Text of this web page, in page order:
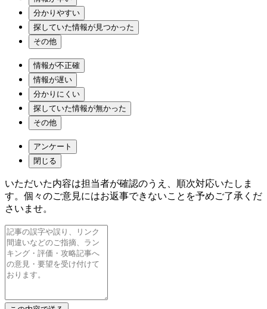
分かりやすい
探していた情報が見つかった
その他
情報が不正確
情報が遅い
分かりにくい
探していた情報が無かった
その他
アンケート
閉じる
いただいた内容は担当者が確認のうえ、順次対応いたしま
す。個々のご意見にはお返事できないことを予めご了承くだ
さいませ。